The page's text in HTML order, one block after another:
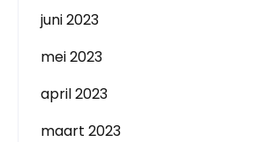
juni 2023
mei 2023
april 2023
maart 2023